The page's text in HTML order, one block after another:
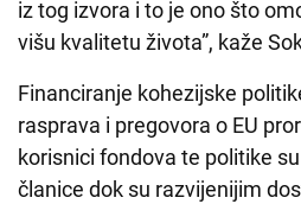
iz tog izvora i to je ono što
višu kvalitetu života”, kaže
Financiranje kohezijske
rasprava i pregovora o EU
korisnici fondova te politike
članice dok su razvijenijim